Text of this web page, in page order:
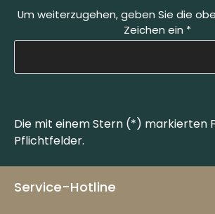
Um weiterzugehen, geben Sie die
Zeichen ein *
Die mit einem Stern (*) markierten
Pflichtfelder.
Service-Hotline